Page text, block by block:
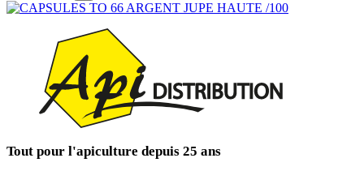
Tout pour l'apiculture depuis 25 ans